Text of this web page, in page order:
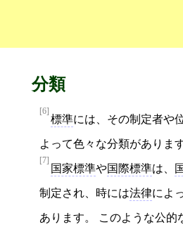
分類
[6]
標準には、その制定者や
よって色々な分類があります
[7]
国家標準や国際標準は、
制定され、時には法律によ
あります。 このような公的